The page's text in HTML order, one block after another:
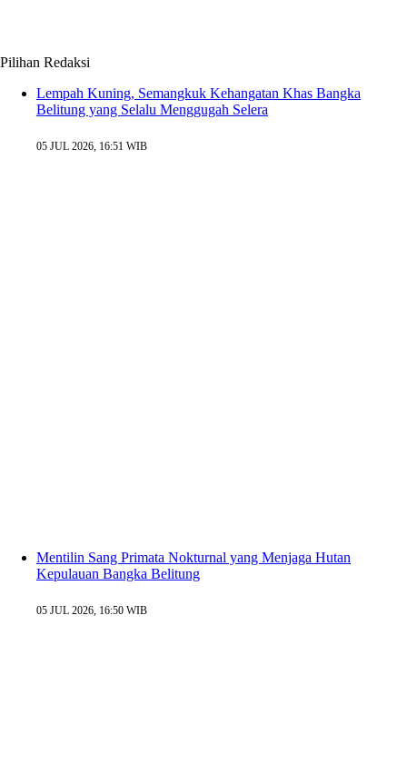
Pilihan Redaksi
Lempah Kuning, Semangkuk Kehangatan Khas Bangka
Belitung yang Selalu Menggugah Selera
05 JUL 2026, 16:51 WIB
Mentilin Sang Primata Nokturnal yang Menjaga Hutan
Kepulauan Bangka Belitung
05 JUL 2026, 16:50 WIB